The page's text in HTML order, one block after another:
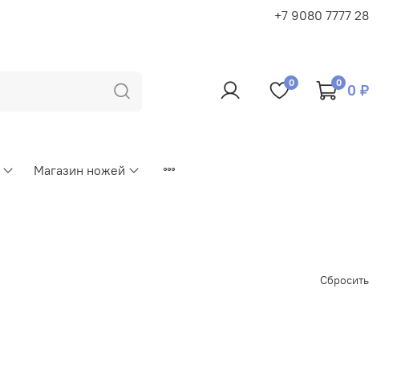
+7 9080 7777 28
0 0 0 ₽
Магазин ножей
Сбросить